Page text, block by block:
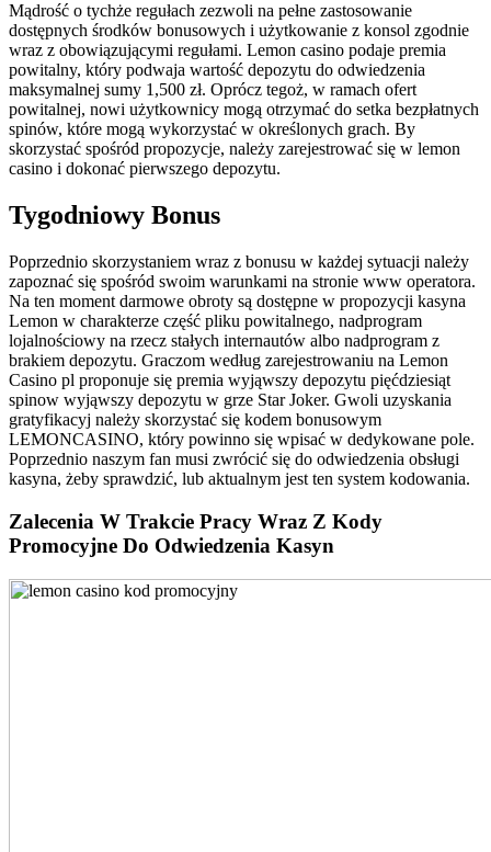
Mądrość o tychże regułach zezwoli na pełne zastosowanie
dostępnych środków bonusowych i użytkowanie z konsol zgodnie
wraz z obowiązującymi regułami. Lemon casino podaje premia
powitalny, który podwaja wartość depozytu do odwiedzenia
maksymalnej sumy 1,500 zł. Oprócz tegoż, w ramach ofert
powitalnej, nowi użytkownicy mogą otrzymać do setka bezpłatnych
spinów, które mogą wykorzystać w określonych grach. By
skorzystać spośród propozycje, należy zarejestrować się w lemon
casino i dokonać pierwszego depozytu.
Tygodniowy Bonus
Poprzednio skorzystaniem wraz z bonusu w każdej sytuacji należy
zapoznać się spośród swoim warunkami na stronie www operatora.
Na ten moment darmowe obroty są dostępne w propozycji kasyna
Lemon w charakterze część pliku powitalnego, nadprogram
lojalnościowy na rzecz stałych internautów albo nadprogram z
brakiem depozytu. Graczom według zarejestrowaniu na Lemon
Casino pl proponuje się premia wyjąwszy depozytu pięćdziesiąt
spinow wyjąwszy depozytu w grze Star Joker. Gwoli uzyskania
gratyfikacyj należy skorzystać się kodem bonusowym
LEMONCASINO, który powinno się wpisać w dedykowane pole.
Poprzednio naszym fan musi zwrócić się do odwiedzenia obsługi
kasyna, żeby sprawdzić, lub aktualnym jest ten system kodowania.
Zalecenia W Trakcie Pracy Wraz Z Kody
Promocyjne Do Odwiedzenia Kasyn